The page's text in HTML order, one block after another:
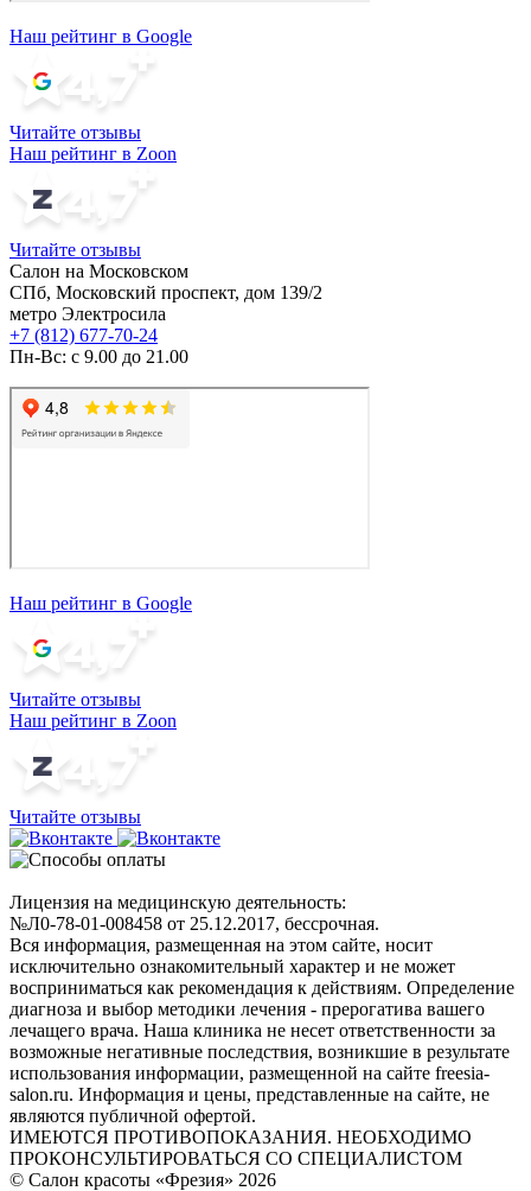
Наш рейтинг в Google
Читайте отзывы
Наш рейтинг в Zoon
Читайте отзывы
Салон на Московском
СПб, Московский проспект, дом 139/2
метро Электросила
+7 (812) 677-70-24
Пн-Вс: с 9.00 до 21.00
Наш рейтинг в Google
Читайте отзывы
Наш рейтинг в Zoon
Читайте отзывы
Лицензия на медицинскую деятельность:
№Л0-78-01-008458 от 25.12.2017, бессрочная.
Вся информация, размещенная на этом сайте, носит
исключительно ознакомительный характер и не может
восприниматься как рекомендация к действиям. Определение
диагноза и выбор методики лечения - прерогатива вашего
лечащего врача. Наша клиника не несет ответственности за
возможные негативные последствия, возникшие в результате
использования информации, размещенной на сайте freesia-
salon.ru. Информация и цены, представленные на сайте, не
являются публичной офертой.
ИМЕЮТСЯ ПРОТИВОПОКАЗАНИЯ. НЕОБХОДИМО
ПРОКОНСУЛЬТИРОВАТЬСЯ СО СПЕЦИАЛИСТОМ
© Салон красоты «Фрезия» 2026